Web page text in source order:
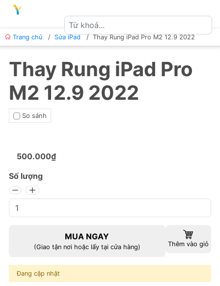
Trang chủ / Sửa iPad / Thay Rung iPad Pro M2 12.9 2022
Thay Rung iPad Pro
M2 12.9 2022
So sánh
500.000₫
Số lượng
MUA NGAY
(Giao tận nơi hoặc lấy tại cửa hàng) Thêm vào giỏ
Đang cập nhật